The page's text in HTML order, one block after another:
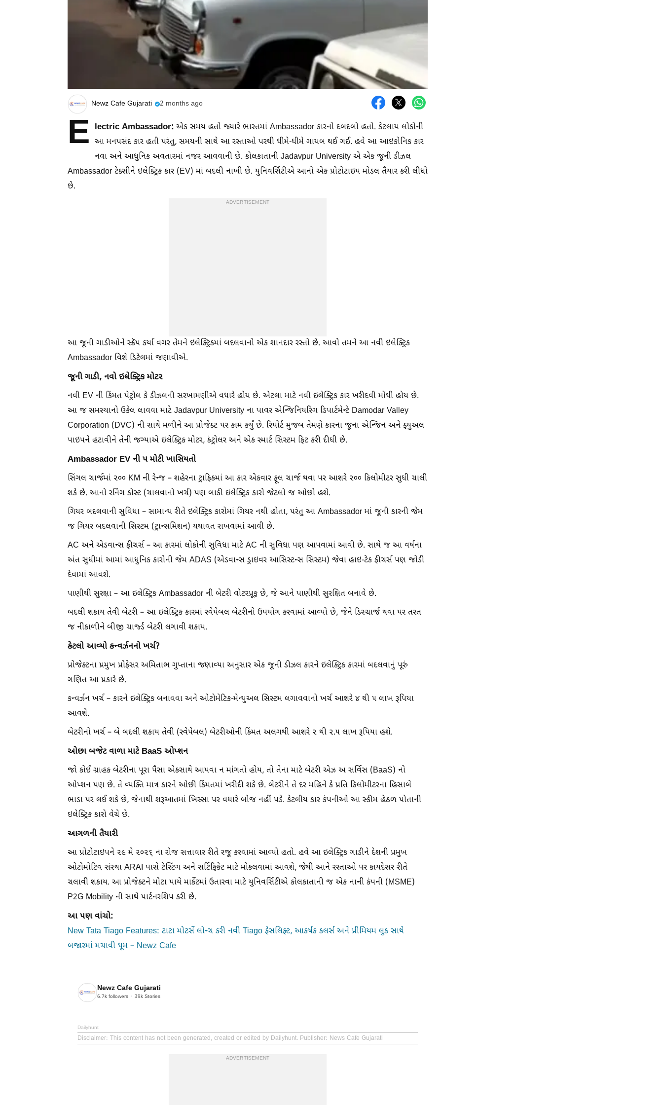
Newz Cafe Gujarati 2 months ago
E lectric Ambassador: એક સમય હતો જ્યારે ભારતમાં Ambassador કારનો દબદબો હતો. કેટલાય લોકોની
આ મનપસંદ કાર હતી પરંતુ, સમયની સાથે આ રસ્તાઓ પરથી ધીમે-ધીમે ગાયબ થઈ ગઈ. હવે આ આઇકોનિક કાર
નવા અને આધુનિક અવતારમાં નજર આવવાની છે. કોલકાતાની Jadavpur University એ એક જૂની ડીઝલ
Ambassador ટેક્સીને ઇલેક્ટ્રિક કાર (EV) માં બદલી નાખી છે. યુનિવર્સિટીએ આનો એક પ્રોટોટાઇપ મોડલ તૈયાર કરી લીધો
છે.
ADVERTISEMENT
આ જૂની ગાડીઓને સ્ક્રૅપ કર્યા વગર તેમને ઇલેક્ટ્રિકમાં બદલવાનો એક શાનદાર રસ્તો છે. આવો તમને આ નવી ઇલેક્ટ્રિક
Ambassador વિશે ડિટેલમાં જણાવીએ.
જૂની ગાડી, નવો ઇલેક્ટ્રિક મોટર
નવી EV ની કિંમત પેટ્રોલ કે ડીઝલની સરખામણીએ વધારે હોય છે. એટલા માટે નવી ઇલેક્ટ્રિક કાર ખરીદવી મોંઘી હોય છે.
આ જ સમસ્યાનો ઉકેલ લાવવા માટે Jadavpur University ના પાવર એન્જિનિયરિંગ ડિપાર્ટમેન્ટે Damodar Valley
Corporation (DVC) ની સાથે મળીને આ પ્રોજેક્ટ પર કામ કર્યું છે. રિપોર્ટ મુજબ તેમણે કારના જૂના એન્જિન અને ફ્યુઅલ
પાઇપને હટાવીને તેની જગ્યાએ ઇલેક્ટ્રિક મોટર, કંટ્રોલર અને એક સ્માર્ટ સિસ્ટમ ફિટ કરી દીધી છે.
Ambassador EV ની ૫ મોટી ખાસિયતો
સિંગલ ચાર્જમાં ૨૦૦ KM ની રેન્જ – શહેરના ટ્રાફિકમાં આ કાર એકવાર ફૂલ ચાર્જ થવા પર આશરે ૨૦૦ કિલોમીટર સુધી ચાલી
શકે છે. આનો રનિંગ કોસ્ટ (ચાલવાનો ખર્ચ) પણ બાકી ઇલેક્ટ્રિક કારો જેટલો જ ઓછો હશે.
ગિયર બદલવાની સુવિધા – સામાન્ય રીતે ઇલેક્ટ્રિક કારોમાં ગિયર નથી હોતા, પરંતુ આ Ambassador માં જૂની કારની જેમ
જ ગિયર બદલવાની સિસ્ટમ (ટ્રાન્સમિશન) યથાવત રાખવામાં આવી છે.
AC અને એડવાન્સ ફીચર્સ – આ કારમાં લોકોની સુવિધા માટે AC ની સુવિધા પણ આપવામાં આવી છે. સાથે જ આ વર્ષના
અંત સુધીમાં આમાં આધુનિક કારોની જેમ ADAS (એડવાન્સ ડ્રાઇવર આસિસ્ટન્સ સિસ્ટમ) જેવા હાઇ-ટેક ફીચર્સ પણ જોડી
દેવામાં આવશે.
પાણીથી સુરક્ષા – આ ઇલેક્ટ્રિક Ambassador ની બેટરી વોટરપ્રૂફ છે, જે આને પાણીથી સુરક્ષિત બનાવે છે.
બદલી શકાય તેવી બેટરી – આ ઇલેક્ટ્રિક કારમાં સ્વેપેબલ બેટરીનો ઉપયોગ કરવામાં આવ્યો છે, જેને ડિસ્ચાર્જ થવા પર તરત
જ નીકાળીને બીજી ચાર્જ્ડ બેટરી લગાવી શકાય.
કેટલો આવ્યો કન્વર્ઝનનો ખર્ચ?
પ્રોજેક્ટના પ્રમુખ પ્રોફેસર અમિતાભ ગુપ્તાના જણાવ્યા અનુસાર એક જૂની ડીઝલ કારને ઇલેક્ટ્રિક કારમાં બદલવાનું પૂરું
ગણિત આ પ્રકારે છે.
કન્વર્ઝન ખર્ચ – કારને ઇલેક્ટ્રિક બનાવવા અને ઓટોમેટિક-મેન્યુઅલ સિસ્ટમ લગાવવાનો ખર્ચ આશરે ૪ થી ૫ લાખ રૂપિયા
આવશે.
બેટરીનો ખર્ચ – બે બદલી શકાય તેવી (સ્વેપેબલ) બેટરીઓની કિંમત અલગથી આશરે ૨ થી ૨.૫ લાખ રૂપિયા હશે.
ઓછા બજેટ વાળા માટે BaaS ઓપ્શન
જો કોઈ ગ્રાહક બેટરીના પૂરા પૈસા એકસાથે આપવા ન માંગતો હોય, તો તેના માટે બેટરી એઝ અ સર્વિસ (BaaS) નો
ઓપ્શન પણ છે. તે વ્યક્તિ માત્ર કારને ઓછી કિંમતમાં ખરીદી શકે છે. બેટરીને તે દર મહિને કે પ્રતિ કિલોમીટરના હિસાબે
ભાડા પર લઈ શકે છે, જેનાથી શરૂઆતમાં ખિસ્સા પર વધારે બોજ નહીં પડે. કેટલીય કાર કંપનીઓ આ સ્કીમ હેઠળ પોતાની
ઇલેક્ટ્રિક કારો વેચે છે.
આગળની તૈયારી
આ પ્રોટોટાઇપને ૨૯ મે ૨૦૨૬ ના રોજ સત્તાવાર રીતે રજૂ કરવામાં આવ્યો હતો. હવે આ ઇલેક્ટ્રિક ગાડીને દેશની પ્રમુખ
ઓટોમોટિવ સંસ્થા ARAI પાસે ટેસ્ટિંગ અને સર્ટિફિકેટ માટે મોકલવામાં આવશે, જેથી આને રસ્તાઓ પર કાયદેસર રીતે
ચલાવી શકાય. આ પ્રોજેક્ટને મોટા પાયે માર્કેટમાં ઉતારવા માટે યુનિવર્સિટીએ કોલકાતાની જ એક નાની કંપની (MSME)
P2G Mobility ની સાથે પાર્ટનરશિપ કરી છે.
આ પણ વાંચો:
New Tata Tiago Features: ટાટા મોટર્સે લોન્ચ કરી નવી Tiago ફેસલિફ્ટ, આકર્ષક કલર્સ અને પ્રીમિયમ લુક સાથે
બજારમાં મચાવી ધૂમ – Newz Cafe
Newz Cafe Gujarati
6.7k followers 39k Stories
Dailyhunt
Disclaimer: This content has not been generated, created or edited by Dailyhunt. Publisher: News Cafe Gujarati
ADVERTISEMENT